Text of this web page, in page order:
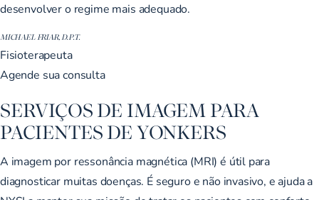
desenvolver o regime mais adequado.
MICHAEL FRIAR, D.P.T.
Fisioterapeuta
Agende sua consulta
SERVIÇOS DE IMAGEM PARA
PACIENTES DE YONKERS
A imagem por ressonância magnética (MRI) é útil para
diagnosticar muitas doenças. É seguro e não invasivo, e ajuda a